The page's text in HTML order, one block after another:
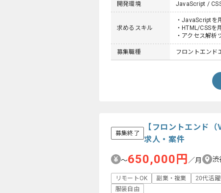
開発環境 JavaScript /
求めるスキル
・JavaScriptを
・HTML/CSSを
・アクセス解析
募集職種 フロントエンド
募集終了
【フロントエンド
求人・案件
〜650,000円 ／月 渋
リモートOK 副業・複業 20代活
服装自由